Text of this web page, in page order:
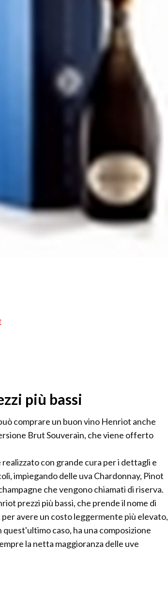
più bassi
comprare un buon vino Henriot anche
Brut Souverain, che viene offerto
con grande cura per i dettagli e
impiegando delle uva Chardonnay, Pinot
che vengono chiamati di riserva.
prezzi più bassi, che prende il nome di
avere un costo leggermente più elevato,
caso, ha una composizione
la netta maggioranza delle uve